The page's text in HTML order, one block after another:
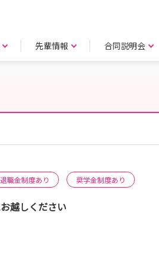
先輩情報 合同説明会
退職金制度あり 奨学金制度あり
越しください